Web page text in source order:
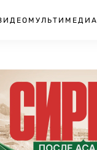
МУЛЬТИМЕДИА